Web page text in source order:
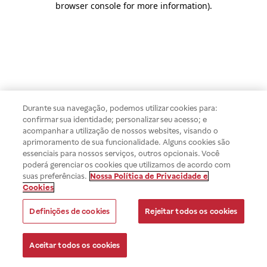
browser console for more information).
Durante sua navegação, podemos utilizar cookies para:
confirmar sua identidade; personalizar seu acesso; e
acompanhar a utilização de nossos websites, visando o
aprimoramento de sua funcionalidade. Alguns cookies são
essenciais para nossos serviços, outros opcionais. Você
poderá gerenciar os cookies que utilizamos de acordo com
suas preferências. Nossa Política de Privacidade e
Cookies
Definições de cookies Rejeitar todos os cookies
Aceitar todos os cookies